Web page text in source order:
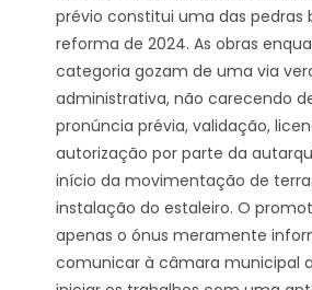
prévio constitui uma das pedras
reforma de 2024. As obras
categoria gozam de uma via
administrativa, não carecendo
pronúncia prévia, validação,
autorização por parte da
início da movimentação de
instalação do estaleiro. O
apenas o ónus meramente
comunicar à câmara municipal